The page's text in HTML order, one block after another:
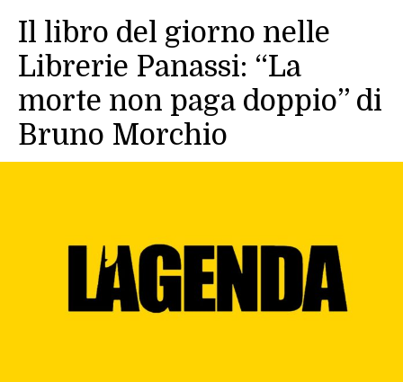
Il libro del giorno nelle
Librerie Panassi: “La
morte non paga doppio” di
Bruno Morchio